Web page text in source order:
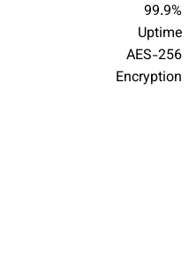
99.9%
Uptime
AES-256
Encryption